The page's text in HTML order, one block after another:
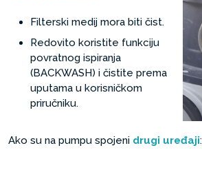
Filterski medij mora biti čist.
Redovito koristite funkciju
povratnog ispiranja
(BACKWASH) i čistite prema
uputama u korisničkom
priručniku.
Ako su na pumpu spojeni drugi uređaji: